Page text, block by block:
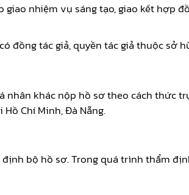
nhiệm vụ sáng tạo, giao kết hợp
đồng tác giả, quyền tác giả thuộc sở
khác nộp hồ sơ theo cách thức
Chí Minh, Đà Nẵng.
bộ hồ sơ. Trong quá trình thẩm